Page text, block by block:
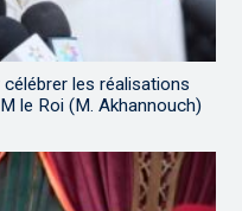
les réalisations
le Roi (M. Akhannouch)